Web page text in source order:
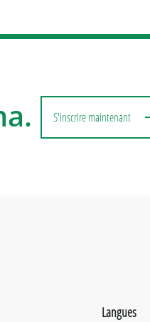
S'inscrire maintenant
Langues